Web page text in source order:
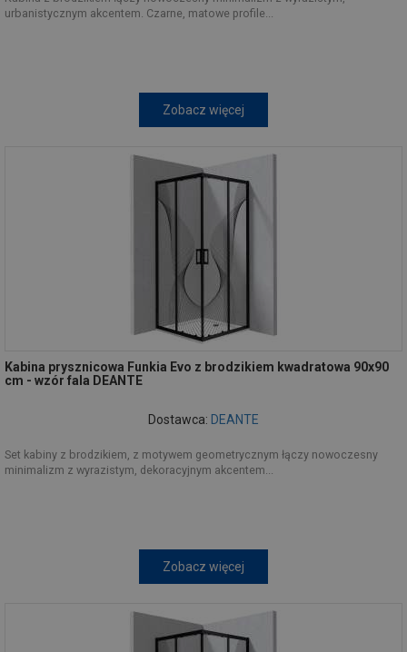
urbanistycznym akcentem. Czarne, matowe profile...
Zobacz więcej
Kabina prysznicowa Funkia Evo z brodzikiem kwadratowa 90x90
cm - wzór fala DEANTE
Dostawca: DEANTE
Set kabiny z brodzikiem, z motywem geometrycznym łączy nowoczesny
minimalizm z wyrazistym, dekoracyjnym akcentem...
Zobacz więcej